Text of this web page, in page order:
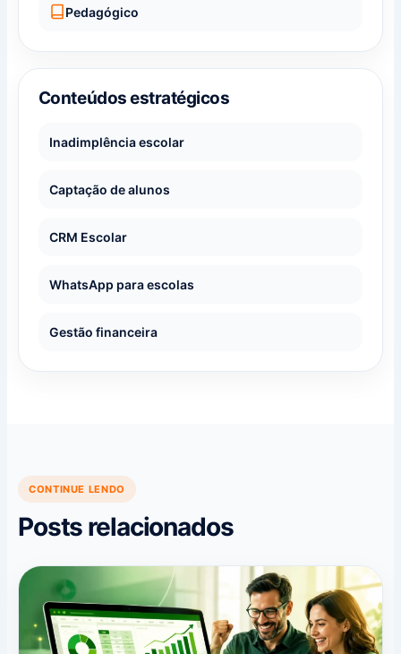
Pedagógico
Conteúdos estratégicos
Inadimplência escolar
Captação de alunos
CRM Escolar
WhatsApp para escolas
Gestão financeira
CONTINUE LENDO
Posts relacionados